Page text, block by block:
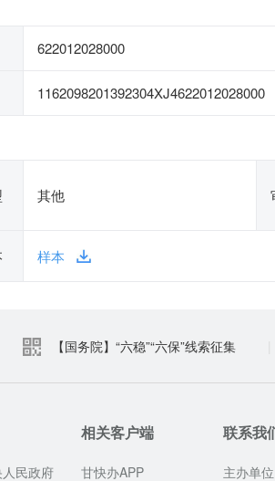
622012028000
1162098201392304XJ4622012028000
其他
样本
【国务院】“六稳”“六保”线索征集
民政府
相关客户端
甘快办APP
联系我
主办单